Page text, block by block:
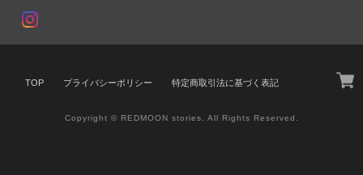
TOP プライバシーポリシー 特定商取引法に基づく表記
Copyright © REDMOON stories. All Rights Reserved.